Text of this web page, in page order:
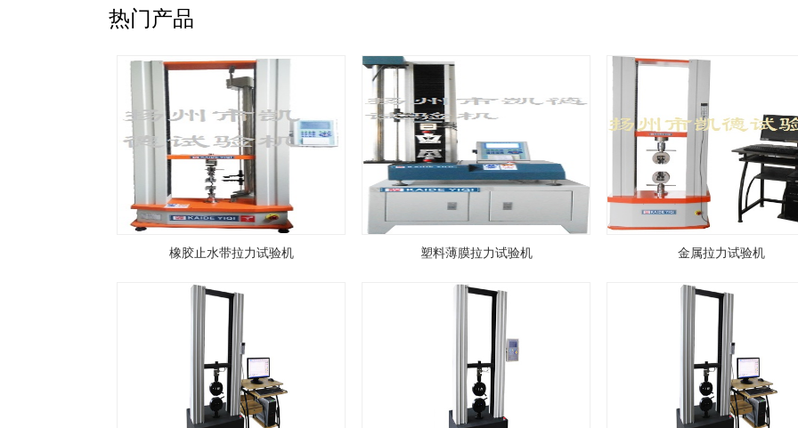
热门产品
橡胶止水带拉力试验机 塑料薄膜拉力试验机 金属拉力试验机